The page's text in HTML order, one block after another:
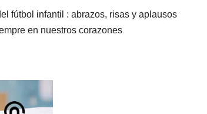
fútbol infantil : abrazos, risas y aplausos
en nuestros corazones